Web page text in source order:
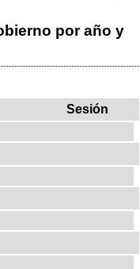
por año y
Sesión